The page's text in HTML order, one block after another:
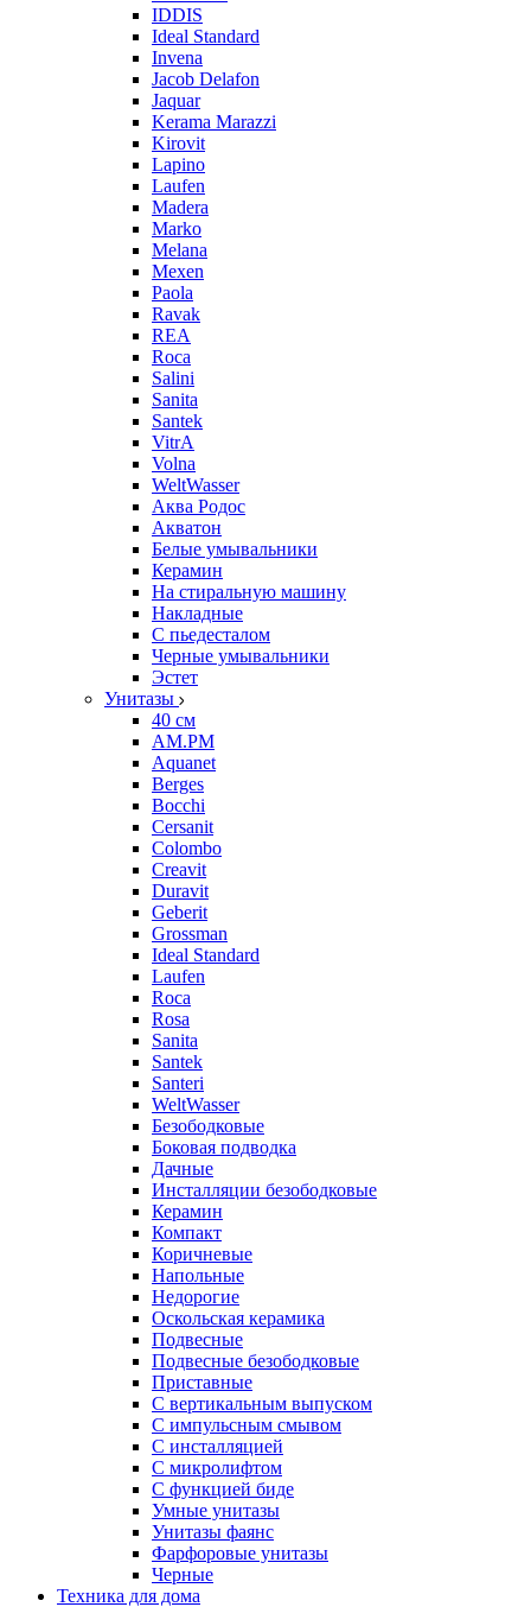
IDDIS
Ideal Standard
Invena
Jacob Delafon
Jaquar
Kerama Marazzi
Kirovit
Lapino
Laufen
Madera
Marko
Melana
Mexen
Paola
Ravak
REA
Roca
Salini
Sanita
Santek
VitrA
Volna
WeltWasser
Аква Родос
Акватон
Белые умывальники
Керамин
На стиральную машину
Накладные
С пьедесталом
Черные умывальники
Эстет
Унитазы
40 см
AM.PM
Aquanet
Berges
Bocchi
Cersanit
Colombo
Creavit
Duravit
Geberit
Grossman
Ideal Standard
Laufen
Roca
Rosa
Sanita
Santek
Santeri
WeltWasser
Безободковые
Боковая подводка
Дачные
Инсталляции безободковые
Керамин
Компакт
Коричневые
Напольные
Недорогие
Оскольская керамика
Подвесные
Подвесные безободковые
Приставные
С вертикальным выпуском
С импульсным смывом
С инсталляцией
С микролифтом
С функцией биде
Умные унитазы
Унитазы фаянс
Фарфоровые унитазы
Черные
Техника для дома